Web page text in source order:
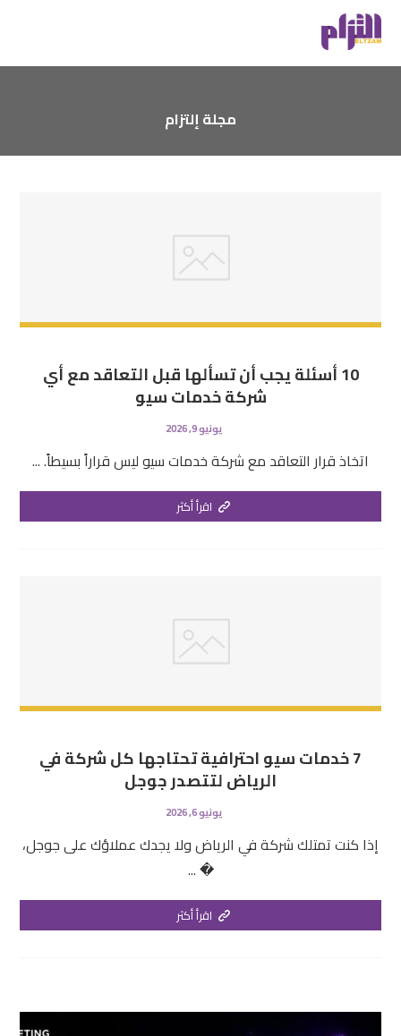
مجلة إلتزام
10 أسئلة يجب أن تسألها قبل التعاقد مع أي
شركة خدمات سيو
يونيو 9, 2026
اتخاذ قرار التعاقد مع شركة خدمات سيو ليس قراراً بسيطاً. ...
اقرأ أكثر
7 خدمات سيو احترافية تحتاجها كل شركة في
الرياض لتتصدر جوجل
يونيو 6, 2026
إذا كنت تمتلك شركة في الرياض ولا يجدك عملاؤك على جوجل،
� ...
اقرأ أكثر